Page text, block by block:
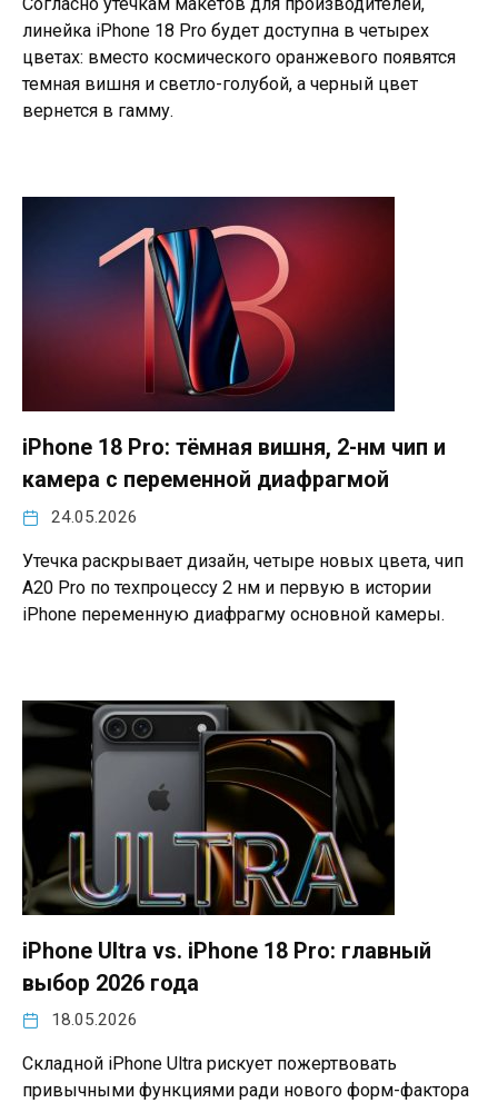
линейка iPhone 18 Pro будет доступна в четырех
цветах: вместо космического оранжевого появятся
темная вишня и светло-голубой, а черный цвет
вернется в гамму.
iPhone 18 Pro: тёмная вишня, 2-нм чип и
камера с переменной диафрагмой
24.05.2026
Утечка раскрывает дизайн, четыре новых цвета, чип
A20 Pro по техпроцессу 2 нм и первую в истории
iPhone переменную диафрагму основной камеры.
iPhone Ultra vs. iPhone 18 Pro: главный
выбор 2026 года
18.05.2026
Складной iPhone Ultra рискует пожертвовать
привычными функциями ради нового форм-фактора